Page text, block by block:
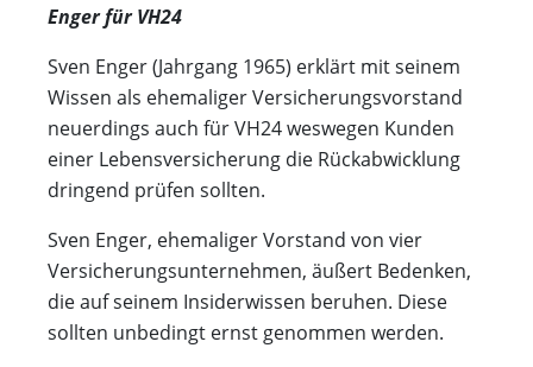
Enger für VH24
Sven Enger (Jahrgang 1965) erklärt mit seinem
Wissen als ehemaliger Versicherungsvorstand
neuerdings auch für VH24 weswegen Kunden
einer Lebensversicherung die Rückabwicklung
dringend prüfen sollten.
Sven Enger, ehemaliger Vorstand von vier
Versicherungsunternehmen, äußert Bedenken,
die auf seinem Insiderwissen beruhen. Diese
sollten unbedingt ernst genommen werden.